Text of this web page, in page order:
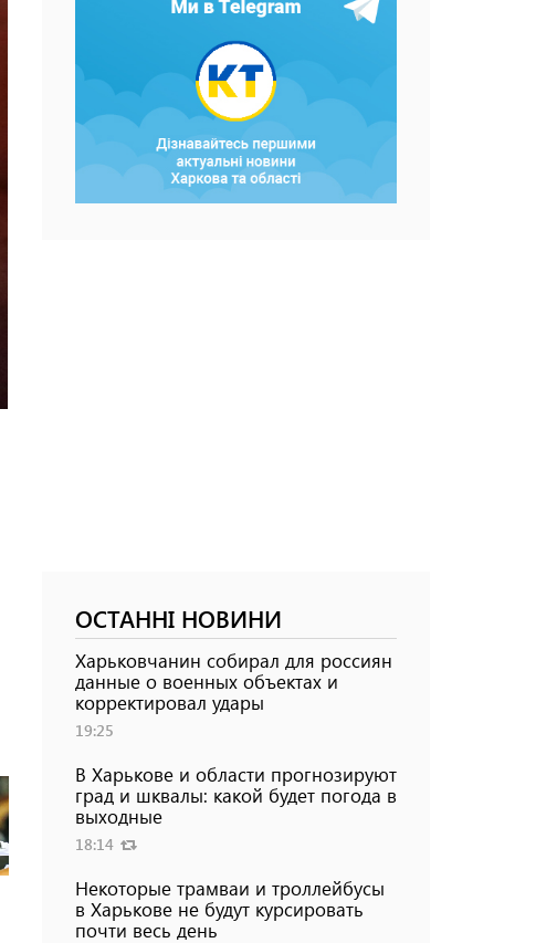
ОСТАННІ НОВИНИ
Харьковчанин собирал для россиян
данные о военных объектах и ​​
корректировал удары
19:25
В Харькове и области прогнозируют
град и шквалы: какой будет погода в
выходные
18:14
Некоторые трамваи и троллейбусы
в Харькове не будут курсировать
почти весь день